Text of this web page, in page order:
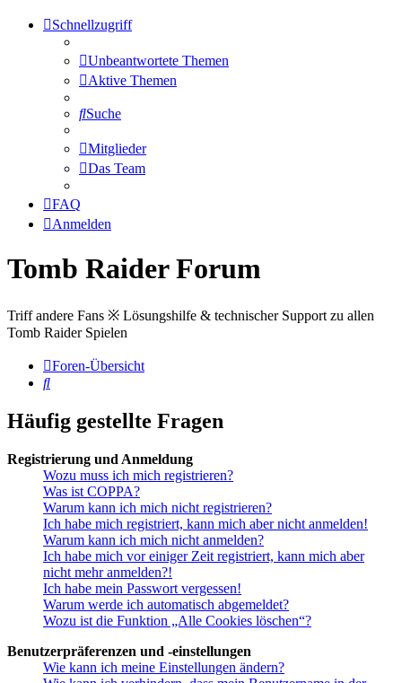
Schnellzugriff
Unbeantwortete Themen
Aktive Themen
Suche
Mitglieder
Das Team
FAQ
Anmelden
Tomb Raider Forum
Triff andere Fans ※ Lösungshilfe & technischer Support zu allen
Tomb Raider Spielen
Foren-Übersicht
Suche
Häufig gestellte Fragen
Registrierung und Anmeldung
Wozu muss ich mich registrieren?
Was ist COPPA?
Warum kann ich mich nicht registrieren?
Ich habe mich registriert, kann mich aber nicht anmelden!
Warum kann ich mich nicht anmelden?
Ich habe mich vor einiger Zeit registriert, kann mich aber
nicht mehr anmelden?!
Ich habe mein Passwort vergessen!
Warum werde ich automatisch abgemeldet?
Wozu ist die Funktion „Alle Cookies löschen“?
Benutzerpräferenzen und -einstellungen
Wie kann ich meine Einstellungen ändern?